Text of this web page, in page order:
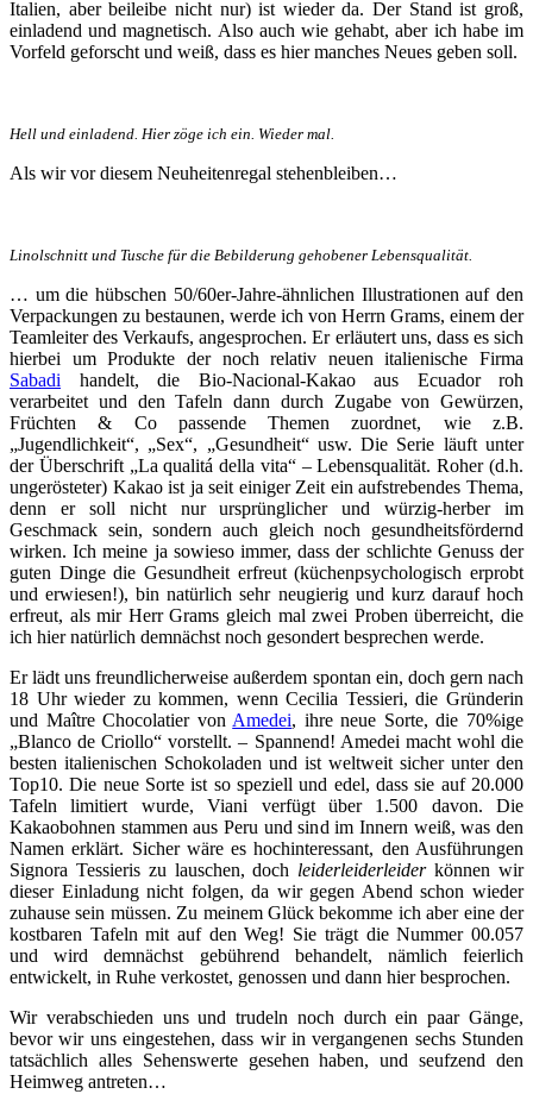
Italien, aber beileibe nicht nur) ist wieder da. Der Stand ist groß,
einladend und magnetisch. Also auch wie gehabt, aber ich habe im
Vorfeld geforscht und weiß, dass es hier manches Neues geben soll.
Hell und einladend. Hier zöge ich ein. Wieder mal.
Als wir vor diesem Neuheitenregal stehenbleiben…
Linolschnitt und Tusche für die Bebilderung gehobener Lebensqualität.
… um die hübschen 50/60er-Jahre-ähnlichen Illustrationen auf den
Verpackungen zu bestaunen, werde ich von Herrn Grams, einem der
Teamleiter des Verkaufs, angesprochen. Er erläutert uns, dass es sich
hierbei um Produkte der noch relativ neuen italienische Firma
Sabadi handelt, die Bio-Nacional-Kakao aus Ecuador roh
verarbeitet und den Tafeln dann durch Zugabe von Gewürzen,
Früchten & Co passende Themen zuordnet, wie z.B.
„Jugendlichkeit“, „Sex“, „Gesundheit“ usw. Die Serie läuft unter
der Überschrift „La qualitá della vita“ – Lebensqualität. Roher (d.h.
ungerösteter) Kakao ist ja seit einiger Zeit ein aufstrebendes Thema,
denn er soll nicht nur ursprünglicher und würzig-herber im
Geschmack sein, sondern auch gleich noch gesundheitsfördernd
wirken. Ich meine ja sowieso immer, dass der schlichte Genuss der
guten Dinge die Gesundheit erfreut (küchenpsychologisch erprobt
und erwiesen!), bin natürlich sehr neugierig und kurz darauf hoch
erfreut, als mir Herr Grams gleich mal zwei Proben überreicht, die
ich hier natürlich demnächst noch gesondert besprechen werde.
Er lädt uns freundlicherweise außerdem spontan ein, doch gern nach
18 Uhr wieder zu kommen, wenn Cecilia Tessieri, die Gründerin
und Maître Chocolatier von Amedei, ihre neue Sorte, die 70%ige
„Blanco de Criollo“ vorstellt. – Spannend! Amedei macht wohl die
besten italienischen Schokoladen und ist weltweit sicher unter den
Top10. Die neue Sorte ist so speziell und edel, dass sie auf 20.000
Tafeln limitiert wurde, Viani verfügt über 1.500 davon. Die
Kakaobohnen stammen aus Peru und sind im Innern weiß, was den
Namen erklärt. Sicher wäre es hochinteressant, den Ausführungen
Signora Tessieris zu lauschen, doch leiderleiderleiderkönnen wir
dieser Einladung nicht folgen, da wir gegen Abend schon wieder
zuhause sein müssen. Zu meinem Glück bekomme ich aber eine der
kostbaren Tafeln mit auf den Weg! Sie trägt die Nummer 00.057
und wird demnächst gebührend behandelt, nämlich feierlich
entwickelt, in Ruhe verkostet, genossen und dann hier besprochen.
Wir verabschieden uns und trudeln noch durch ein paar Gänge,
bevor wir uns eingestehen, dass wir in vergangenen sechs Stunden
tatsächlich alles Sehenswerte gesehen haben, und seufzend den
Heimweg antreten…